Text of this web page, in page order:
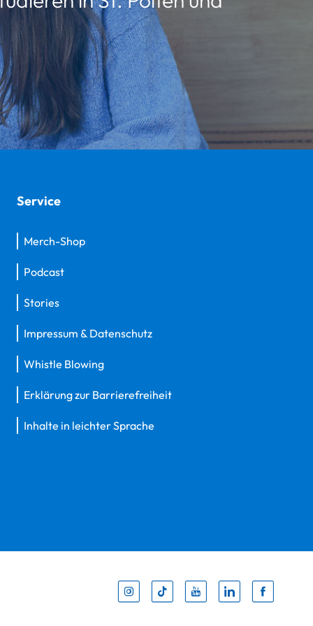
Service
Merch-Shop
Podcast
Stories
Impressum & Datenschutz
Whistle Blowing
Erklärung zur Barrierefreiheit
Inhalte in leichter Sprache